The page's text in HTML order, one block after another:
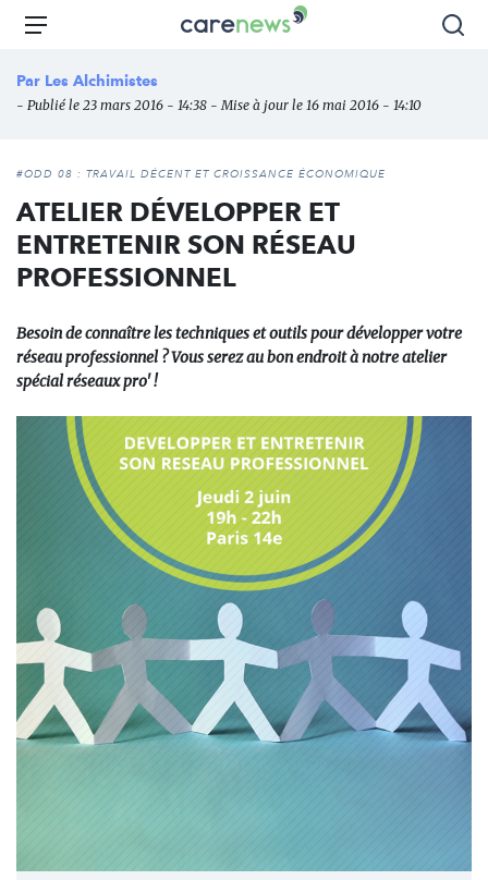
Aller
principal
Carenews,
des
l'engagement
Menu
Par Les Alchimistes
- Publié le 23 mars 2016 - 14:38 - Mise à jour le 16 mai 2016 - 14:10
#ODD 08 : TRAVAIL DÉCENT ET CROISSANCE ÉCONOMIQUE
ATELIER DÉVELOPPER ET
ENTRETENIR SON RÉSEAU
PROFESSIONNEL
Besoin de connaître les techniques et outils pour développer votre
réseau professionnel ? Vous serez au bon endroit à notre atelier
spécial réseaux pro' !